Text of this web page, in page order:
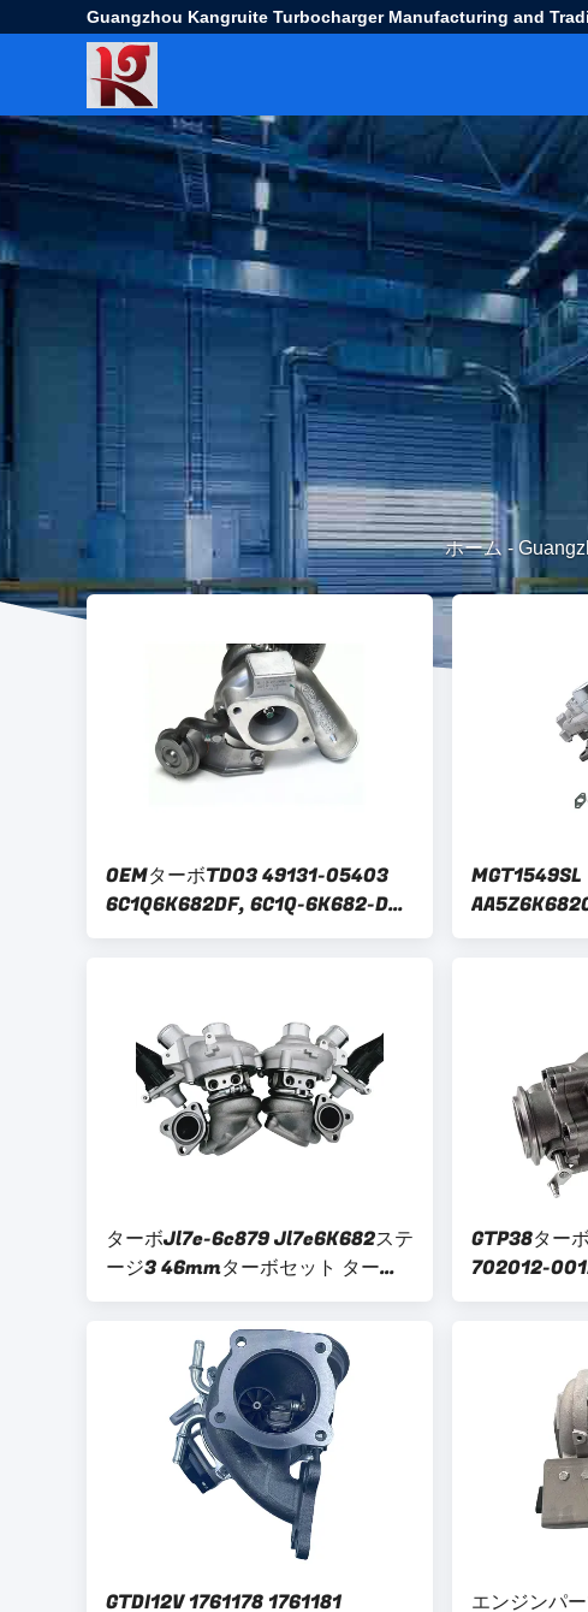
Guangzhou Kangruite Turbocharger Manufacturing and
ホーム -
OEMターボTD03 49131-05403
6C1Q6K682DF, 6C1Q-6K682-DF
ターボチャージャー
MGT1549SL
AA5E-
ャー フォー
ターボJl7e-6c879 Jl7e6K682ステ
ージ3 46mmターボセット ターボ
チャージャー 1ペア フォード F-
150 ラプター 3.5L エコブースト
GTP38ター
702012-
GTDI12V 1761178 1761181
エンジンパ